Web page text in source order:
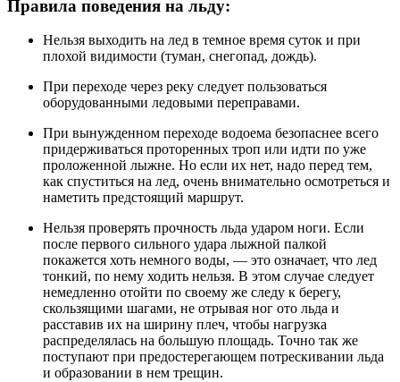
Правила поведения на льду:
Нельзя выходить на лед в темное время суток и при
плохой видимости (туман, снегопад, дождь).
При переходе через реку следует пользоваться
оборудованными ледовыми переправами.
При вынужденном переходе водоема безопаснее всего
придерживаться проторенных троп или идти по уже
проложенной лыжне. Но если их нет, надо перед тем,
как спуститься на лед, очень внимательно осмотреться и
наметить предстоящий маршрут.
Нельзя проверять прочность льда ударом ноги. Если
после первого сильного удара лыжной палкой
покажется хоть немного воды, — это означает, что лед
тонкий, по нему ходить нельзя. В этом случае следует
немедленно отойти по своему же следу к берегу,
скользящими шагами, не отрывая ног ото льда и
расставив их на ширину плеч, чтобы нагрузка
распределялась на большую площадь. Точно так же
поступают при предостерегающем потрескивании льда
и образовании в нем трещин.